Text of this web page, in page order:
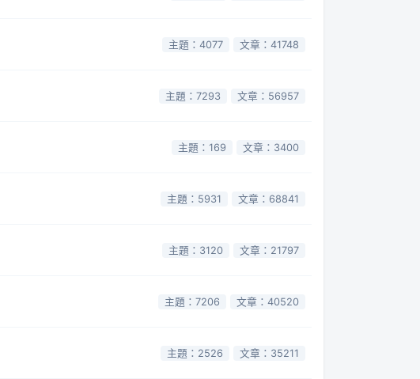
主題：4077 文章：41748
主題：7293 文章：56957
主題：169 文章：3400
主題：5931 文章：68841
主題：3120 文章：21797
主題：7206 文章：40520
主題：2526 文章：35211